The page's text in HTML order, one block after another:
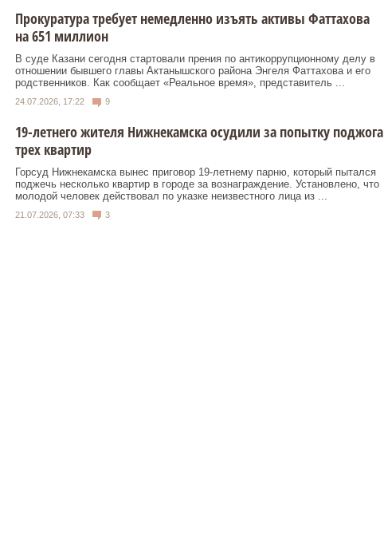
Прокуратура требует немедленно изъять активы Фаттахова
на 651 миллион
В суде Казани сегодня стартовали прения по антикоррупционному делу в
отношении бывшего главы Актанышского района Энгеля Фаттахова и его
родственников. Как сообщает «Реальное время», представитель ...
24.07.2026, 17:22 9
19-летнего жителя Нижнекамска осудили за попытку поджога
трех квартир
Горсуд Нижнекамска вынес приговор 19-летнему парню, который пытался
поджечь несколько квартир в городе за вознаграждение. Установлено, что
молодой человек действовал по указке неизвестного лица из ...
21.07.2026, 07:33 3